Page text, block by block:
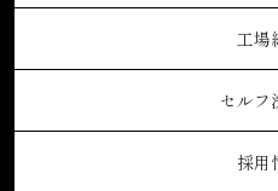
工場
セルフ
採用